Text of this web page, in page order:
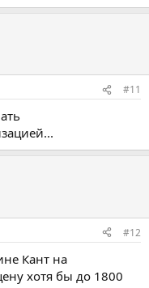
#11
#12
Кант на
хотя бы до 1800